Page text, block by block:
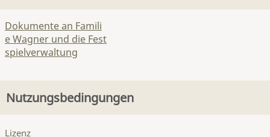
Dokumente an Famili
e Wagner und die Fest
spielverwaltung
Nutzungsbedingungen
Lizenz